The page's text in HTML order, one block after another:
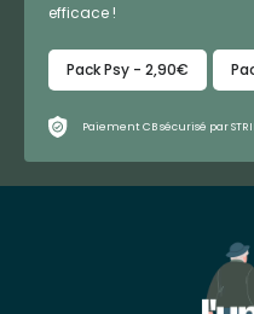
efficace !
Pack Psy - 2,90€
Paiement CB sécurisé par